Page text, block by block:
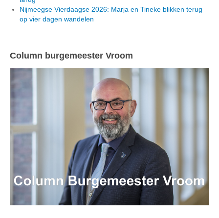
Nijmeegse Vierdaagse 2026: Marja en Tineke blikken terug
op vier dagen wandelen
Column burgemeester Vroom